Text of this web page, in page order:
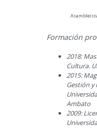
Formación
2018:
Cultura.
2015:
Gestión y
Ambato
2009: